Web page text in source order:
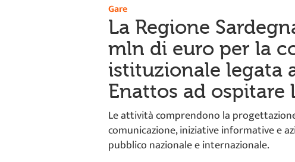
Gare
La Regione
mln di euro per la
istituzionale legata
Enattos ad ospitare
Le attività comprendono la
comunicazione, iniziative informative e
pubblico nazionale e internazionale.